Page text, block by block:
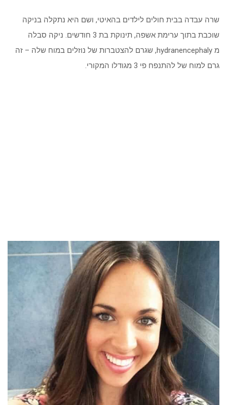
שרה עבדה בבית חולים לילדים בהאיטי, ושם היא נתקלה בניקה
שוכבת בתוך ערימת אשפה, תינוקת בת 3 חודשים. ניקה סבלה
מ hydranencephaly, שגרם להצטברות של נוזלים במוח שלה – זה
גרם למוח של להתנפח פי 3 מגודלו המקורי.